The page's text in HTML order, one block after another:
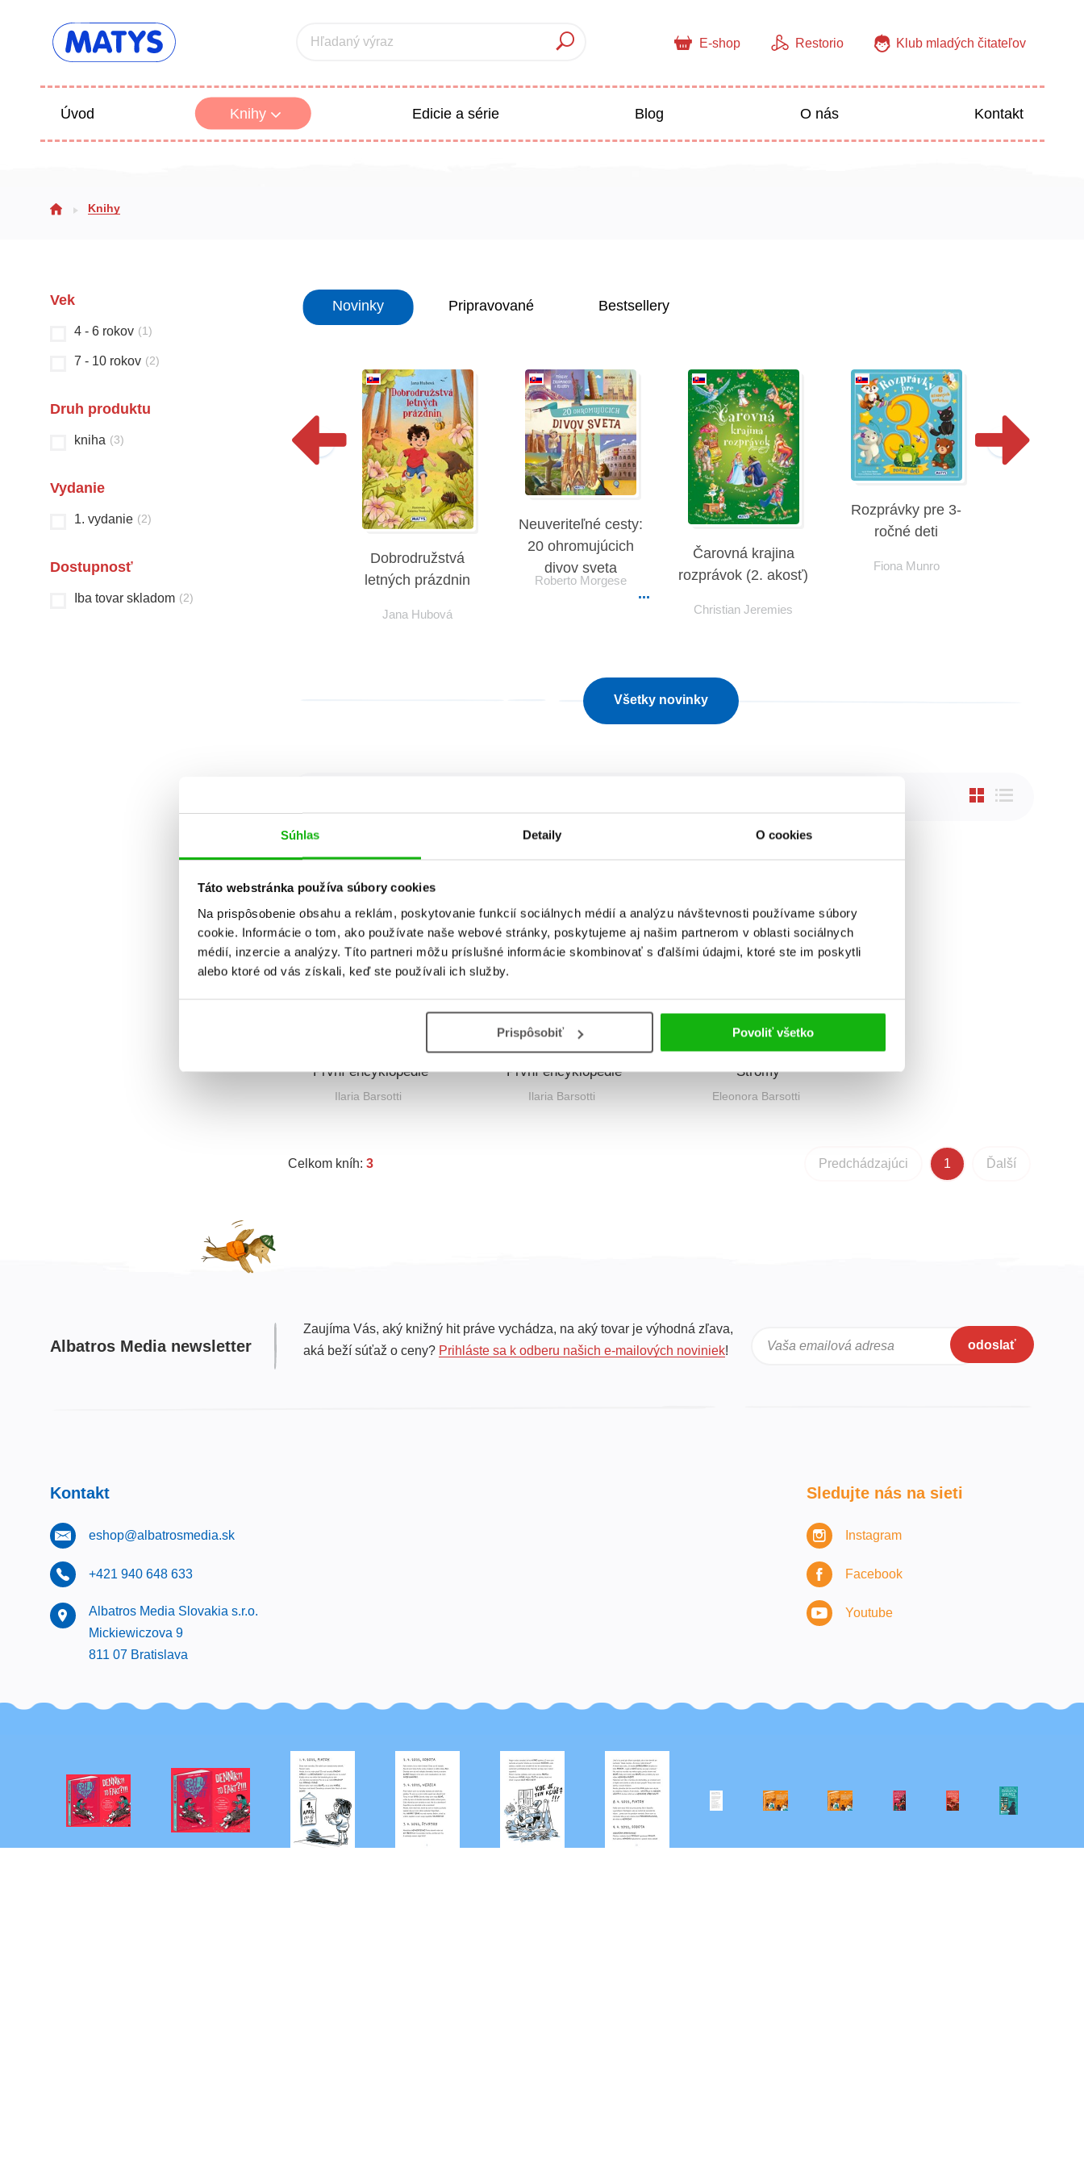
Súhlas Detaily O cookies
Táto webstránka používa súbory cookies
Na prispôsobenie obsahu a reklám, poskytovanie funkcií sociálnych médií a analýzu návštevnosti používame súbory
cookie. Informácie o tom, ako používate naše webové stránky, poskytujeme aj našim partnerom v oblasti sociálnych
médií, inzercie a analýzy. Títo partneri môžu príslušné informácie skombinovať s ďalšími údajmi, ktoré ste im poskytli
alebo ktoré od vás získali, keď ste používali ich služby.
Prispôsobiť Povoliť všetko
Hľadaný výraz E-shop Restorio Klub mladých čitateľov
Úvod Knihy Edicie a série Blog O nás Kontakt
Knihy
Vek
4 - 6 rokov (1)
7 - 10 rokov (2)
Druh produktu
kniha (3)
Vydanie
1. vydanie (2)
Dostupnosť
Iba tovar skladom (2)
Novinky Pripravované Bestsellery
kráčať vôbec nebolí
Dobrodružstvá
letných prázdnin
Jana Hubová
Neuveriteľné cesty:
20 ohromujúcich
divov sveta
Roberto Morgese
Čarovná krajina
rozprávok (2. akosť)
Christian Jeremies
Rozprávky pre 3-
ročné deti
Fiona Munro
Všetky novinky
Chceš všechno znát?
První encyklopedie
Ilaria Barsotti
Chceš všechno znát?
První encyklopedie
Ilaria Barsotti
Chceš všechno znát?
Stromy
Eleonora Barsotti
Celkom kníh: 3 Predchádzajúci 1 Ďalší
Albatros Media newsletter
Zaujíma Vás, aký knižný hit práve vychádza, na aký tovar je výhodná zľava,
aká beží súťaž o ceny? Prihláste sa k odberu našich e-mailových noviniek! Vaša emailová adresa odoslať
Kontakt
eshop@albatrosmedia.sk
+421 940 648 633
Albatros Media Slovakia s.r.o.
Mickiewiczova 9
811 07 Bratislava
Sledujte nás na sieti
Instagram
Facebook
Youtube